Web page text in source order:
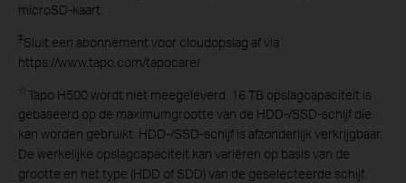
microSD-kaart.
‡Sluit een abonnement voor cloudopslag af via
https://www.tapo.com/tapocare/
☆ Tapo H500 wordt niet meegeleverd. 16 TB opslagcapaciteit is
gebaseerd op de maximumgrootte van de HDD-/SSD-schijf die
kan worden gebruikt. HDD-/SSD-schijf is afzonderlijk verkrijgbaar.
De werkelijke opslagcapaciteit kan variëren op basis van de
grootte en het type (HDD of SDD) van de geselecteerde schijf.